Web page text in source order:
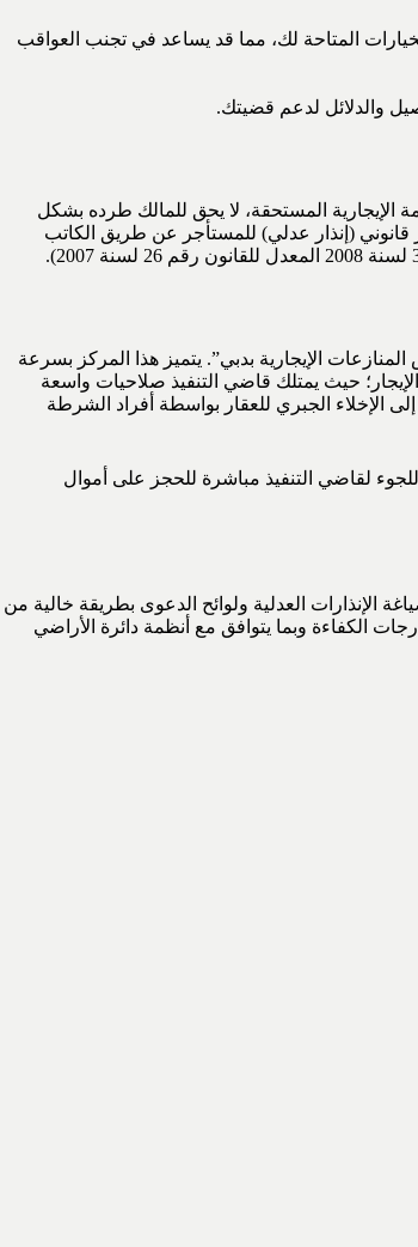
المتاحة لك، مما قد يساعد في تجنب العواقب
والدلائل لدعم قضيتك.
الإيجارية المستحقة، لا يحق للمالك طرده بشكل
قانوني (إنذار عدلي) للمستأجر عن طريق الكاتب
الإيجارية بدبي”. يتميز هذا المركز بسرعة
حيث يمتلك قاضي التنفيذ صلاحيات واسعة
الإخلاء الجبري للعقار بواسطة أفراد الشرطة
لقاضي التنفيذ مباشرة للحجز على أموال
الإنذارات العدلية ولوائح الدعوى بطريقة خالية من
الكفاءة وبما يتوافق مع أنظمة دائرة الأراضي